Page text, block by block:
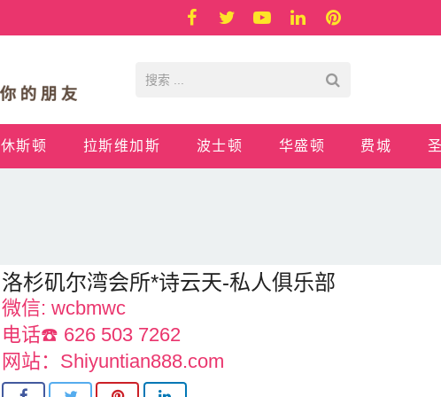
休斯顿 拉斯维加斯 波士顿 华盛顿 费城
洛杉矶尔湾会所*诗云天-私人俱乐部
微信: wcbmwc
电话☎️ 626 503 7262
网站：Shiyuntian888.com